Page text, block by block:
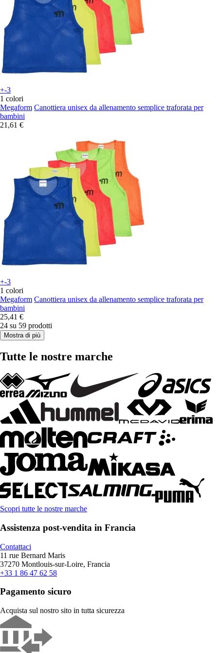
+-3
1 colori
Megaform Canottiera unisex da allenamento semplice traforata per
bambini
21,61 €
+-3
1 colori
Megaform Canottiera unisex da allenamento semplice traforata per
bambini
25,41 €
24 su 59 prodotti
Mostra di più
Tutte le nostre marche
Scopri tutte le nostre marche
Assistenza post-vendita in Francia
Contattaci
11 rue Bernard Maris
37270 Montlouis-sur-Loire, Francia
+33 1 86 47 62 58
Pagamento sicuro
Acquista sul nostro sito in tutta sicurezza